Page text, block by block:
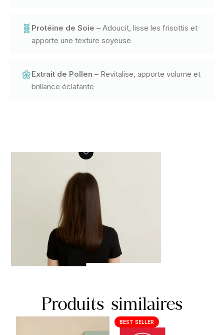
🧬 Protéine de Soie – Adoucit, lisse les frisottis et
apporte une texture soyeuse
🌼Extrait de Pollen – Revitalise, apporte volume et
brillance éclatante
Produits similaires
BEST SELLER